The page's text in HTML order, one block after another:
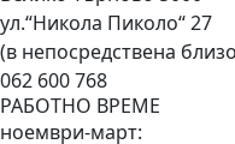
ул.“Никола Пиколо“ 27
(в непосредствена
062 600 768
РАБОТНО ВРЕМЕ
ноември-март: